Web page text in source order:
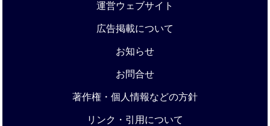
運営ウェブサイト
広告掲載について
お知らせ
お問合せ
著作権・個人情報などの方針
リンク・引用について